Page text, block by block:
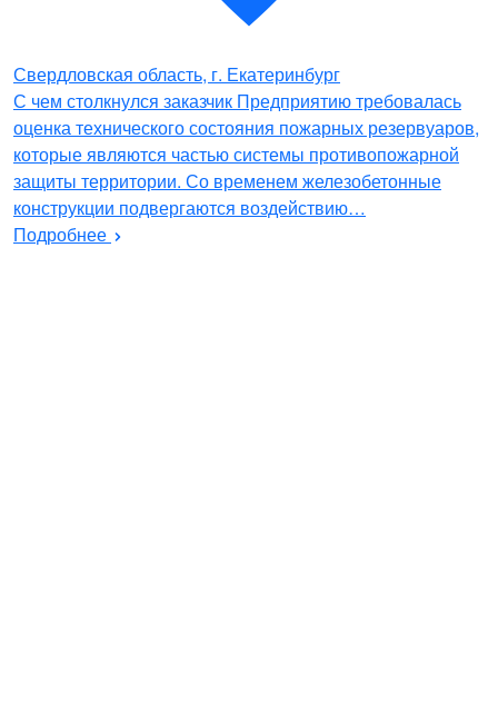
Свердловская область, г. Екатеринбург
С чем столкнулся заказчик Предприятию требовалась
оценка технического состояния пожарных резервуаров,
которые являются частью системы противопожарной
защиты территории. Со временем железобетонные
конструкции подвергаются воздействию…
Подробнее